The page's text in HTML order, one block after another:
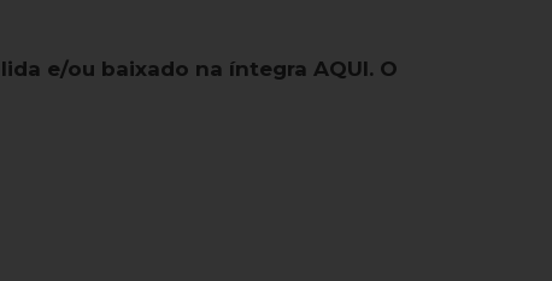
e/ou baixado na íntegra AQUI. O